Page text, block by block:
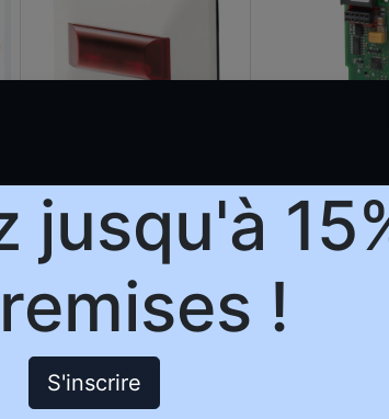
jusqu'à
!
S'inscrire
d'alarme - de surface
5 600,00 DA
[FDCC221S]
50 560,00DA